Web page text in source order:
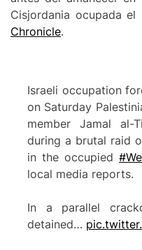
Cisjordania ocupada el
Chronicle.
Israeli occupation
on Saturday
member Jamal al-
during a brutal raid
in the occupied
local media reports.
In a parallel
detained…